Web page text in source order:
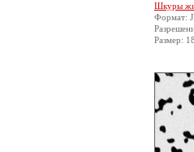
Шкуры
Формат:
Размер: